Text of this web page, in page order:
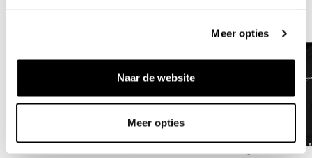
Meer opties
Naar de website
Meer opties